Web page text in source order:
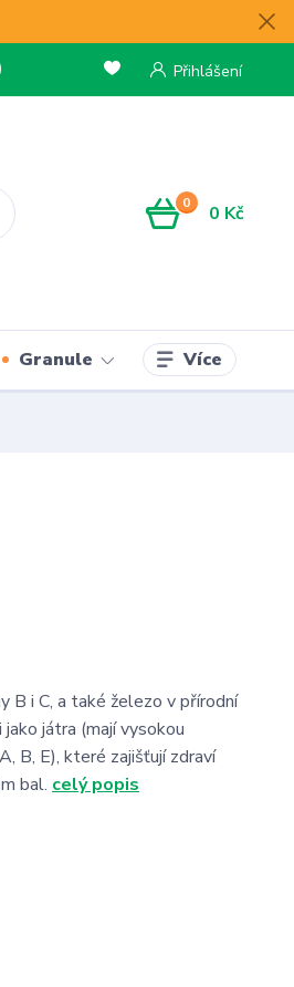
Přihlášení
0 0 Kč
Granule Více
B i C, a také železo v přírodní
játra (mají vysokou
B, E), které zajišťují zdraví
bal. celý popis